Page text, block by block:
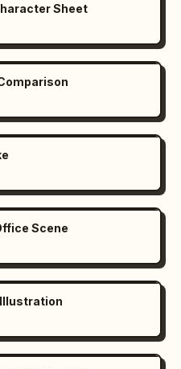
Sheet
Scene